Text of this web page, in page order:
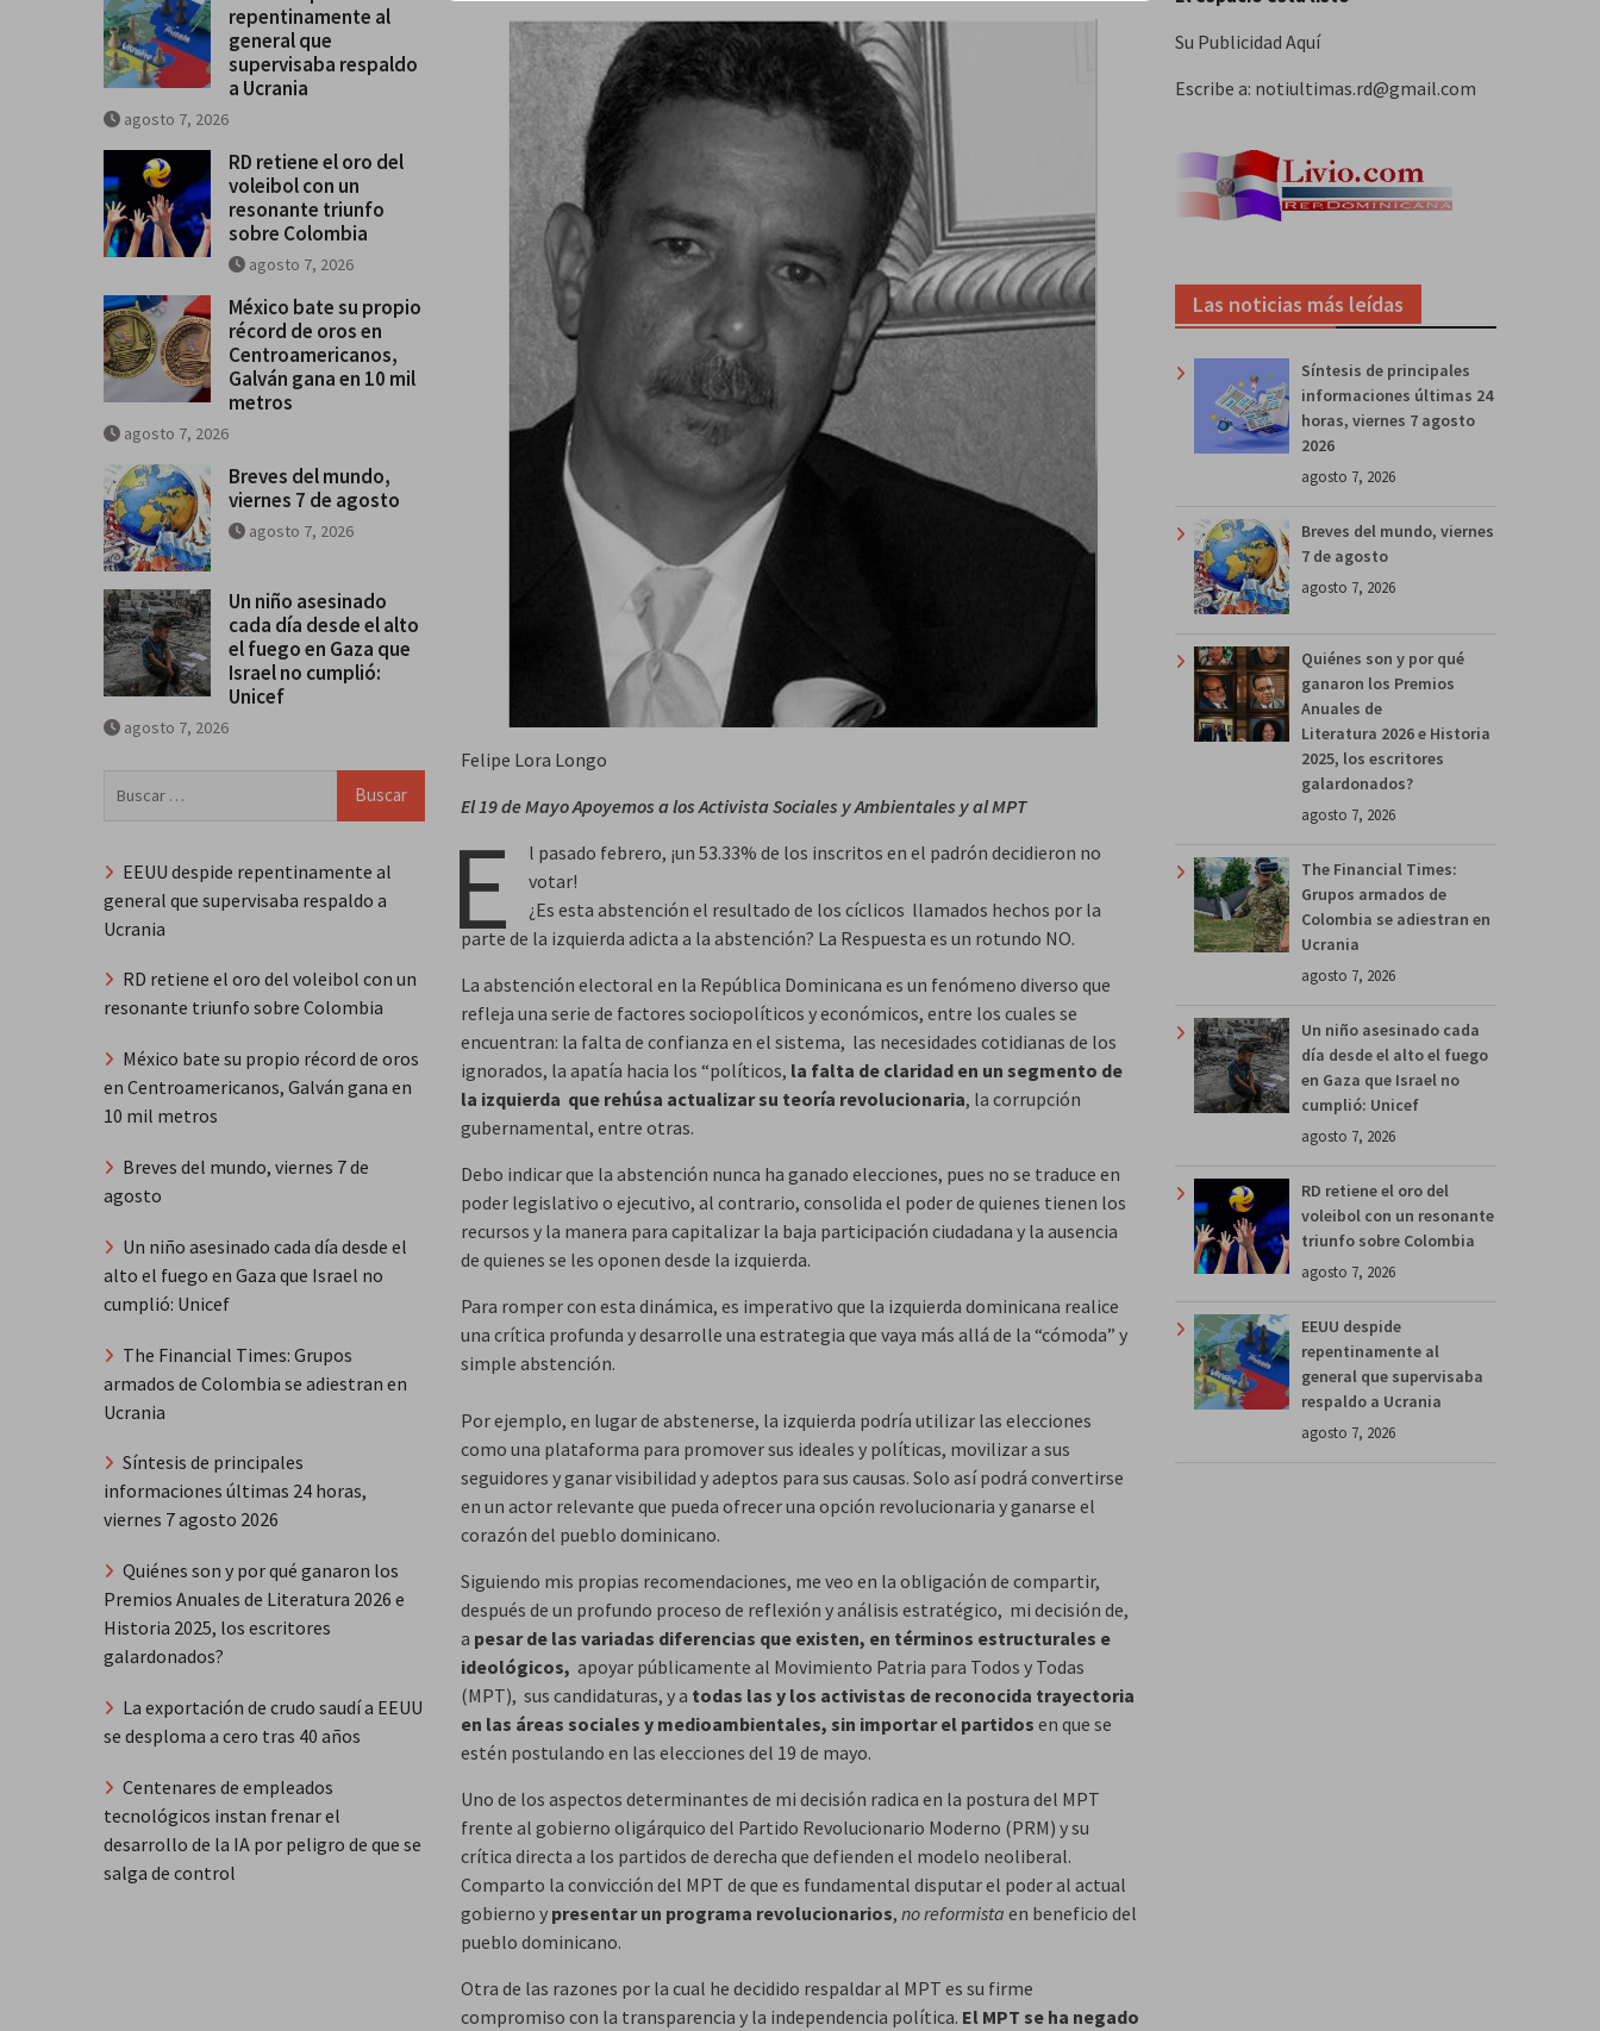
Felipe Lora Longo
El 19 de Mayo Apoyemos a los Activista Sociales y Ambientales y al MPT
E
l pasado febrero, ¡un 53.33% de los inscritos en el padrón decidieron no
votar!
¿Es esta abstención el resultado de los cíclicos llamados hechos por la
parte de la izquierda adicta a la abstención? La Respuesta es un rotundo NO.
La abstención electoral en la República Dominicana es un fenómeno diverso que
refleja una serie de factores sociopolíticos y económicos, entre los cuales se
encuentran: la falta de confianza en el sistema, las necesidades cotidianas de los
ignorados, la apatía hacia los “políticos, la falta de claridad en un segmento de
la izquierda que rehúsa actualizar su teoría revolucionaria, la corrupción
gubernamental, entre otras.
Debo indicar que la abstención nunca ha ganado elecciones, pues no se traduce en
poder legislativo o ejecutivo, al contrario, consolida el poder de quienes tienen los
recursos y la manera para capitalizar la baja participación ciudadana y la ausencia
de quienes se les oponen desde la izquierda.
Para romper con esta dinámica, es imperativo que la izquierda dominicana realice
una crítica profunda y desarrolle una estrategia que vaya más allá de la “cómoda” y
simple abstención.
Por ejemplo, en lugar de abstenerse, la izquierda podría utilizar las elecciones
como una plataforma para promover sus ideales y políticas, movilizar a sus
seguidores y ganar visibilidad y adeptos para sus causas. Solo así podrá convertirse
en un actor relevante que pueda ofrecer una opción revolucionaria y ganarse el
corazón del pueblo dominicano.
Siguiendo mis propias recomendaciones, me veo en la obligación de compartir,
después de un profundo proceso de reflexión y análisis estratégico, mi decisión de,
a pesar de las variadas diferencias que existen, en términos estructurales e
ideológicos, apoyar públicamente al Movimiento Patria para Todos y Todas
(MPT), sus candidaturas, y a todas las y los activistas de reconocida trayectoria
en las áreas sociales y medioambientales, sin importar el partidos en que se
estén postulando en las elecciones del 19 de mayo.
Uno de los aspectos determinantes de mi decisión radica en la postura del MPT
frente al gobierno oligárquico del Partido Revolucionario Moderno (PRM) y su
crítica directa a los partidos de derecha que defienden el modelo neoliberal.
Comparto la convicción del MPT de que es fundamental disputar el poder al actual
gobierno y presentar un programa revolucionarios, no reformista en beneficio del
pueblo dominicano.
Otra de las razones por la cual he decidido respaldar al MPT es su firme
compromiso con la transparencia y la independencia política. El MPT se ha negado
Su Publicidad Aquí
Escribe a: notiultimas.rd@gmail.com
Las noticias más leídas
Síntesis de principales
informaciones últimas 24
horas, viernes 7 agosto
2026
agosto 7, 2026
Breves del mundo, viernes
7 de agosto
agosto 7, 2026
Quiénes son y por qué
ganaron los Premios
Anuales de
Literatura 2026 e Historia
2025, los escritores
galardonados?
agosto 7, 2026
The Financial Times:
Grupos armados de
Colombia se adiestran en
Ucrania
agosto 7, 2026
Un niño asesinado cada
día desde el alto el fuego
en Gaza que Israel no
cumplió: Unicef
agosto 7, 2026
RD retiene el oro del
voleibol con un resonante
triunfo sobre Colombia
agosto 7, 2026
EEUU despide
repentinamente al
general que supervisaba
respaldo a Ucrania
agosto 7, 2026
repentinamente al
general que
supervisaba respaldo
a Ucrania
agosto 7, 2026
RD retiene el oro del
voleibol con un
resonante triunfo
sobre Colombia
agosto 7, 2026
México bate su propio
récord de oros en
Centroamericanos,
Galván gana en 10 mil
metros
agosto 7, 2026
Breves del mundo,
viernes 7 de agosto
agosto 7, 2026
Un niño asesinado
cada día desde el alto
el fuego en Gaza que
Israel no cumplió:
Unicef
agosto 7, 2026
EEUU despide repentinamente al
general que supervisaba respaldo a
Ucrania
RD retiene el oro del voleibol con un
resonante triunfo sobre Colombia
México bate su propio récord de oros
en Centroamericanos, Galván gana en
10 mil metros
Breves del mundo, viernes 7 de
agosto
Un niño asesinado cada día desde el
alto el fuego en Gaza que Israel no
cumplió: Unicef
The Financial Times: Grupos
armados de Colombia se adiestran en
Ucrania
Síntesis de principales
informaciones últimas 24 horas,
viernes 7 agosto 2026
Quiénes son y por qué ganaron los
Premios Anuales de Literatura 2026 e
Historia 2025, los escritores
galardonados?
La exportación de crudo saudí a EEUU
se desploma a cero tras 40 años
Centenares de empleados
tecnológicos instan frenar el
desarrollo de la IA por peligro de que se
salga de control